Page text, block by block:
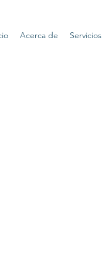
Acerca de Servicios